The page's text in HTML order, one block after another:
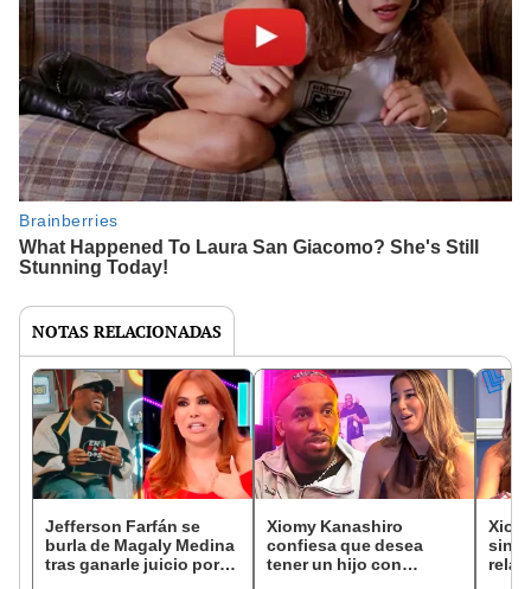
NOTAS RELACIONADAS
Jefferson Farfán se
burla de Magaly Medina
tras ganarle juicio por
Xiomy Kanashiro
confiesa que desea
tener un hijo con